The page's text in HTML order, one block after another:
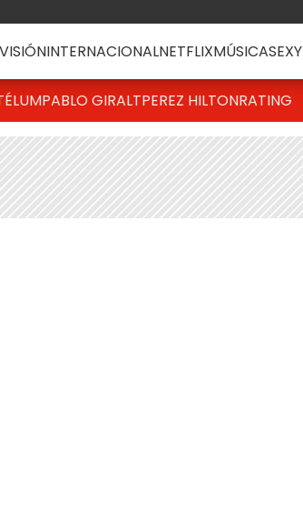
INTERNACIONALNETFLIXMÚSICASEXY
PABLO GIRALTPEREZ HILTONRATING